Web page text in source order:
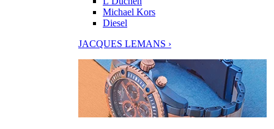
Michael Kors
Diesel
JACQUES LEMANS ›